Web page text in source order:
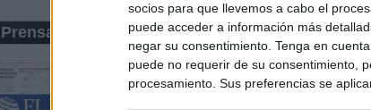
socios para que llevemos a cabo el
puede acceder a información más
negar su consentimiento. Tenga en
puede no requerir de su consentimiento,
procesamiento. Sus preferencias se
Prensa Económica